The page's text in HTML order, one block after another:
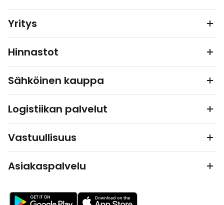
Yritys
Hinnastot
Sähköinen kauppa
Logistiikan palvelut
Vastuullisuus
Asiakaspalvelu